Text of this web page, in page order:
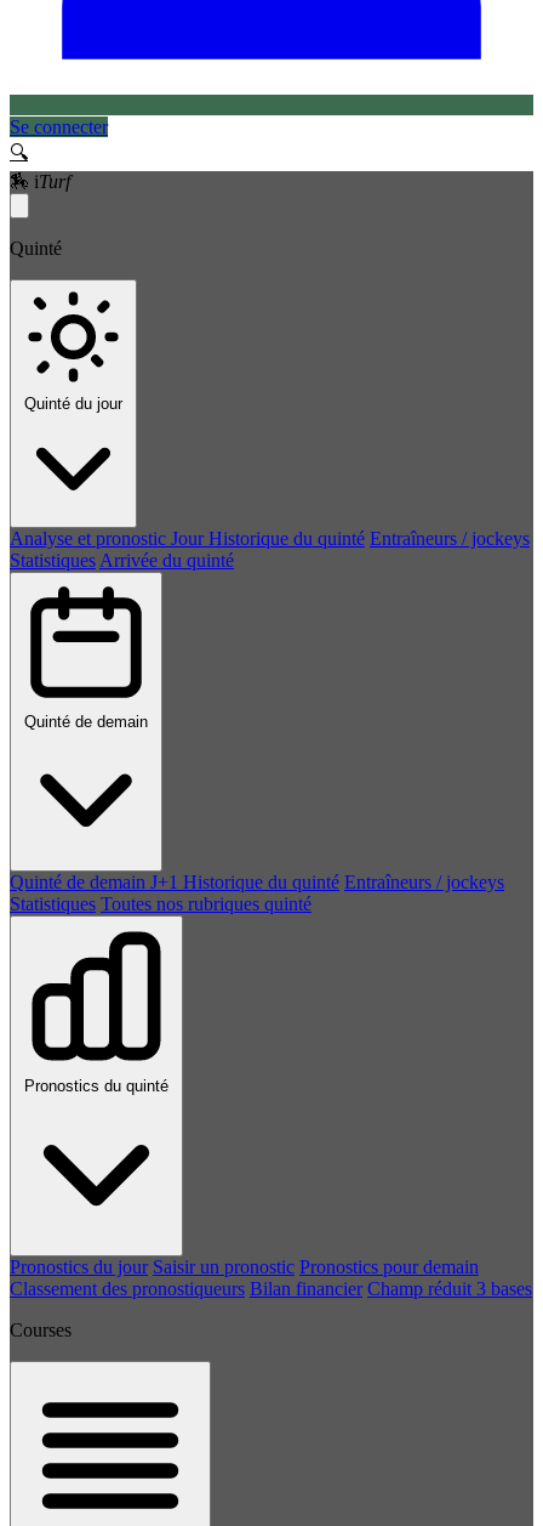
Se connecter
🔍
🏇 iTurf
Quinté
Quinté du jour
Analyse et pronostic Jour Historique du quinté Entraîneurs / jockeys
Statistiques Arrivée du quinté
Quinté de demain
Quinté de demain J+1 Historique du quinté Entraîneurs / jockeys
Statistiques Toutes nos rubriques quinté
Pronostics du quinté
Pronostics du jour Saisir un pronostic Pronostics pour demain
Classement des pronostiqueurs Bilan financier Champ réduit 3 bases
Courses